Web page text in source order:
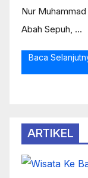
Nur
Abah Sepuh, ...
Baca
ARTIKEL